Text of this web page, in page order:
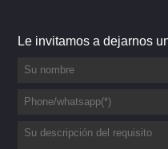
costura
Le invitamos a dejarnos